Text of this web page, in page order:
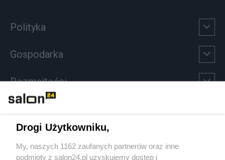
Polityka
Gospodarka
Rozmaitości
Sport
Drogi Użytkowniku,
My, naszych 1162 zaufanych partnerów oraz inne
podmioty z salon24.pl uzyskujemy dostęp i